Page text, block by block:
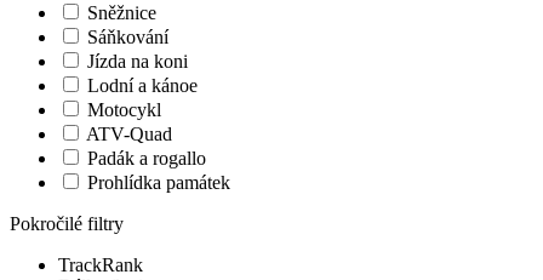
Sněžnice
Sáňkování
Jízda na koni
Lodní a kánoe
Motocykl
ATV-Quad
Padák a rogallo
Prohlídka památek
Pokročilé filtry
TrackRank